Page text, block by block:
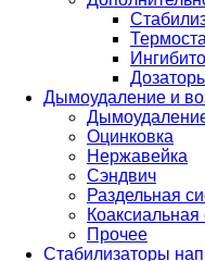
Дымоудаление и
Оцинковка
Нержавейка
Сэндвич
Раздельная
Прочее
Стабилизаторы